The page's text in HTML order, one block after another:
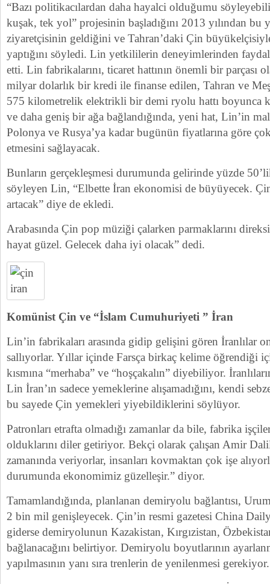
“Bazı politikacılardan daha hayalci olduğumu
kuşak, tek yol” projesinin başladığını 2013 yılından bu
ziyaretçisinin geldiğini ve Tahran’daki Çin
yaptığını söyledi. Lin yetkililerin deneyimlerinden
etti. Lin fabrikalarını, ticaret hattının önemli bir parçası
milyar dolarlık bir kredi ile finanse edilen, Tahran ve
575 kilometrelik elektrikli bir demi ryolu hattı boyunca
ve daha geniş bir ağa bağlandığında, yeni hat, Lin’in
Polonya ve Rusya’ya kadar bugünün fiyatlarına göre
etmesini sağlayacak.
Bunların gerçekleşmesi durumunda gelirinde yüzde
söyleyen Lin, “Elbette İran ekonomisi de büyüyecek.
artacak” diye de ekledi.
Arabasında Çin pop müziği çalarken parmaklarını
hayat güzel. Gelecek daha iyi olacak” dedi.
Komünist Çin ve “İslam Cumuhuriyeti ” İran
Lin’in fabrikaları arasında gidip gelişini gören İranlılar
sallıyorlar. Yıllar içinde Farsça birkaç kelime öğrendiği
kısmına “merhaba” ve “hoşçakalın” diyebiliyor.
Lin İran’ın sadece yemeklerine alışamadığını, kendi
bu sayede Çin yemekleri yiyebildiklerini söylüyor.
Patronları etrafta olmadığı zamanlar da bile, fabrika
olduklarını diler getiriyor. Bekçi olarak çalışan Amir
zamanında veriyorlar, insanları kovmaktan çok işe
durumunda ekonomimiz güzelleşir.” diyor.
Tamamlandığında, planlanan demiryolu bağlantısı,
2 bin mil genişleyecek. Çin’in resmi gazetesi China
giderse demiryolunun Kazakistan, Kırgızistan,
bağlanacağını belirtiyor. Demiryolu boyutlarının
yapılmasının yanı sıra trenlerin de yenilenmesi gerekiyor.